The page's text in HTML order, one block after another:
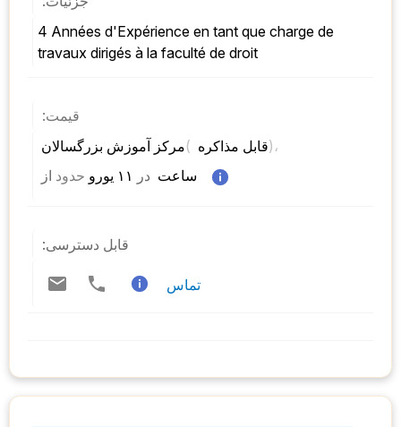
4 Années d'Expérience en tant que charge de
travaux dirigés à la faculté de droit
قیمت:
مرکز آموزش بزرگسالان ( قابل مذاکره )،
از حدود در ساعت
قابل دسترسی:
تماس